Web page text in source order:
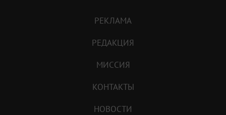
РЕКЛАМА
РЕДАКЦИЯ
МИССИЯ
КОНТАКТЫ
НОВОСТИ